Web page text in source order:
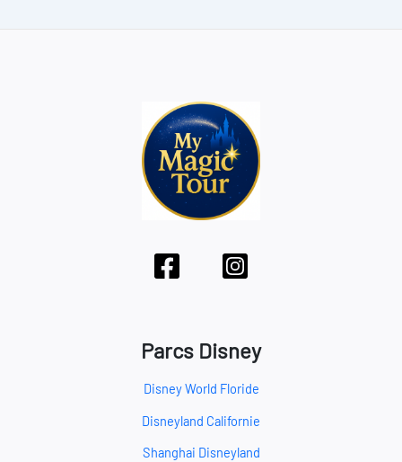
Parcs Disney
Disney World Floride
Disneyland Californie
Shanghai Disneyland